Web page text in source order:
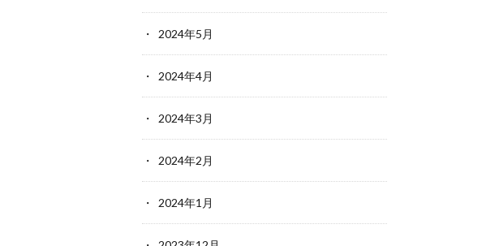
2024年5月
2024年4月
2024年3月
2024年2月
2024年1月